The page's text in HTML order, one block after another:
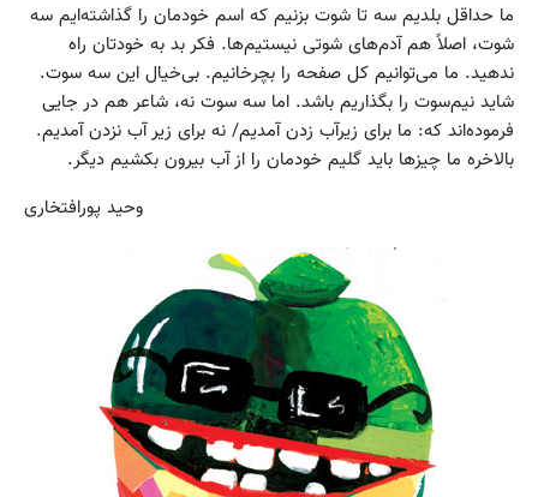
ما حداقل بلدیم سه تا شوت بزنیم که اسم خودمان را گذاشته‌ایم سه
شوت، اصلاً هم آدم‌های شوتی نیستیم‌ها. فکر بد به خودتان راه
ندهید. ما می‌توانیم کل صفحه را بچرخانیم. بی‌خیال این سه سوت.
شاید نیم‌سوت را بگذاریم باشد. اما سه سوت نه، شاعر هم در جایی
فرموده‌اند که: ما برای زیرآب زدن آمدیم/ نه برای زیر آب نزدن آمدیم.
بالاخره ما چیزها باید گلیم خودمان را از آب بیرون بکشیم دیگر.
وحید پورافتخاری